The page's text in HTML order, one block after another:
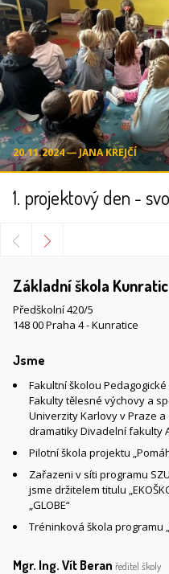
20.11.2024 ― JANA KREJČÍ
1. projektový den -
Základní škola
Předškolní 420/5
148 00 Praha 4 - Kunratice
Jsme
Fakultní školou
Fakulty tělesné výchovy a
Univerzity Karlovy v Praze
dramatiky Divadelní fakulty
Pilotní škola projektu
Zařazeni v síti programu
jsme držitelem titulu
„GLOBE“
Tréninková škola programu
Mgr. Ing. Vít Beran ředitel školy